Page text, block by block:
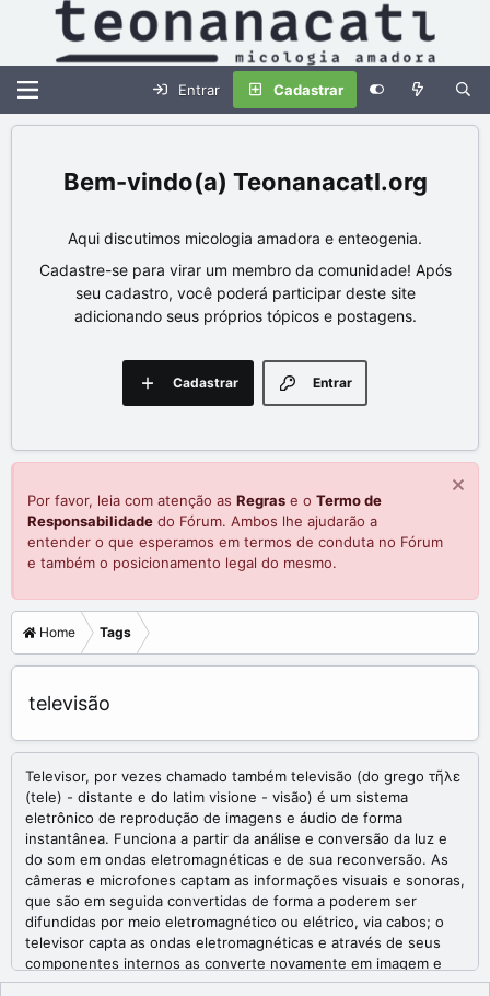
Entrar Cadastrar
Teonanacatl.org
Aqui discutimos micologia amadora e enteogenia.
Cadastre-se para virar um membro da comunidade! Após
seu cadastro, você poderá participar deste site
adicionando seus próprios tópicos e postagens.
Entrar
Cadastrar
Por favor, leia com atenção as Regras e o Termo de
Responsabilidade do Fórum. Ambos lhe ajudarão a
entender o que esperamos em termos de conduta no Fórum
e também o posicionamento legal do mesmo.
Home Tags
televisão
Televisor, por vezes chamado também televisão (do grego τῆλε
(tele) - distante e do latim visione - visão) é um sistema
eletrônico de reprodução de imagens e áudio de forma
instantânea. Funciona a partir da análise e conversão da luz e
do som em ondas eletromagnéticas e de sua reconversão. As
câmeras e microfones captam as informações visuais e sonoras,
que são em seguida convertidas de forma a poderem ser
difundidas por meio eletromagnético ou elétrico, via cabos; o
televisor capta as ondas eletromagnéticas e através de seus
componentes internos as converte novamente em imagem e
som.